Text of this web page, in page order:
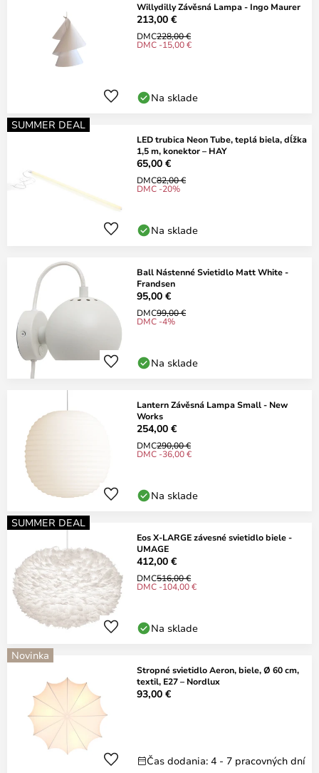
Willydilly Závěsná Lampa - Ingo Maurer
213,00 €
DMC228,00 €
DMC -15,00 €
Na sklade
SUMMER DEAL
LED trubica Neon Tube, teplá biela, dĺžka
1,5 m, konektor – HAY
65,00 €
DMC82,00 €
DMC -20%
Na sklade
Ball Nástenné Svietidlo Matt White -
Frandsen
95,00 €
DMC99,00 €
DMC -4%
Na sklade
Lantern Závěsná Lampa Small - New
Works
254,00 €
DMC290,00 €
DMC -36,00 €
Na sklade
SUMMER DEAL
Eos X-LARGE závesné svietidlo biele -
UMAGE
412,00 €
DMC516,00 €
DMC -104,00 €
Na sklade
Novinka
Stropné svietidlo Aeron, biele, Ø 60 cm,
textil, E27 – Nordlux
93,00 €
Čas dodania: 4 - 7 pracovných dní